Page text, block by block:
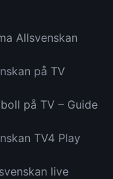
Allsvenskan
på TV
på TV – Guide
TV4 Play
live